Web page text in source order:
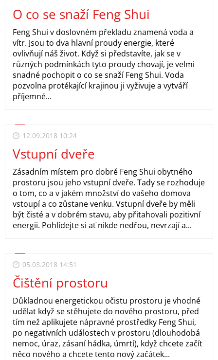
O co se snaží Feng Shui
Feng Shui v doslovném překladu znamená voda a
vítr. Jsou to dva hlavní proudy energie, které
ovlivňují náš život. Když si představíte, jak se v
různých podmínkách tyto proudy chovají, je velmi
snadné pochopit o co se snaží Feng Shui. Voda
pozvolna protékající krajinou ji vyživuje a vytváří
příjemné...
12.09.2018 10:24
Vstupní dveře
Zásadním místem pro dobré Feng Shui obytného
prostoru jsou jeho vstupní dveře. Tady se rozhoduje
o tom, co a v jakém množství do vašeho domova
vstoupí a co zůstane venku. Vstupní dveře by měli
být čisté a v dobrém stavu, aby přitahovali pozitivní
energii. Pohlídejte si ať nikde nedřou, nevrzají a...
05.03.2018 14:51
Čištění prostoru
Důkladnou energetickou očistu prostoru je vhodné
udělat když se stěhujete do nového prostoru, před
tím než aplikujete nápravné prostředky Feng Shui,
po negativních událostech v prostoru (dlouhodobá
nemoc, úraz, zásaní hádka, úmrtí), když chcete začít
něco nového a chcete tento nový začátek...